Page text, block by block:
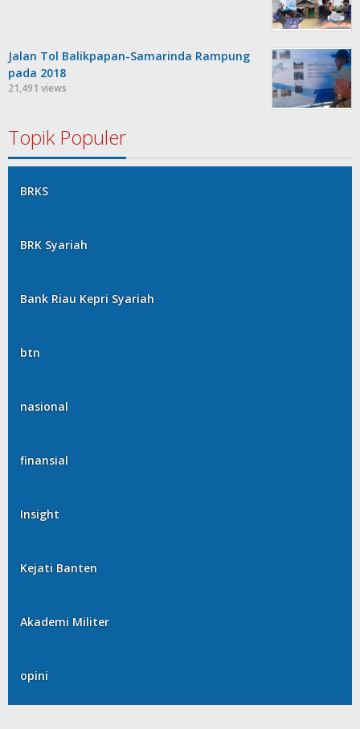
Jalan Tol Balikpapan-Samarinda Rampung
pada 2018
21,491 views
Topik Populer
BRKS
BRK Syariah
Bank Riau Kepri Syariah
btn
nasional
finansial
Insight
Kejati Banten
Akademi Militer
opini